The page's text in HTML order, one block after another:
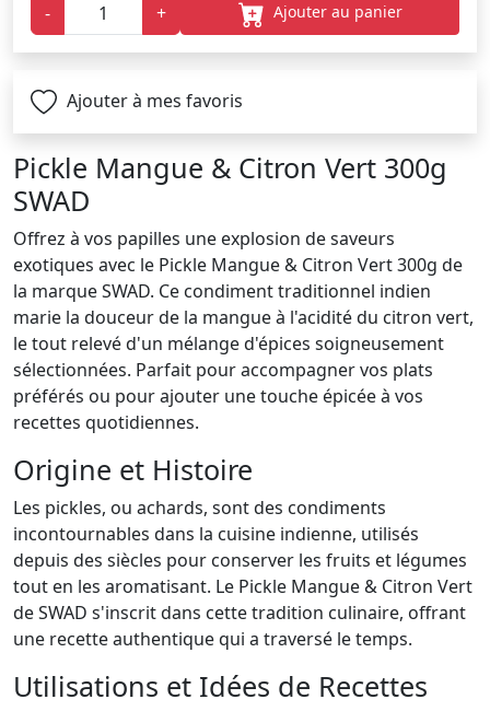
-
+ Ajouter au panier
Ajouter à mes favoris
Pickle Mangue & Citron Vert 300g
SWAD
Offrez à vos papilles une explosion de saveurs
exotiques avec le Pickle Mangue & Citron Vert 300g de
la marque SWAD. Ce condiment traditionnel indien
marie la douceur de la mangue à l'acidité du citron vert,
le tout relevé d'un mélange d'épices soigneusement
sélectionnées. Parfait pour accompagner vos plats
préférés ou pour ajouter une touche épicée à vos
recettes quotidiennes.
Origine et Histoire
Les pickles, ou achards, sont des condiments
incontournables dans la cuisine indienne, utilisés
depuis des siècles pour conserver les fruits et légumes
tout en les aromatisant. Le Pickle Mangue & Citron Vert
de SWAD s'inscrit dans cette tradition culinaire, offrant
une recette authentique qui a traversé le temps.
Utilisations et Idées de Recettes